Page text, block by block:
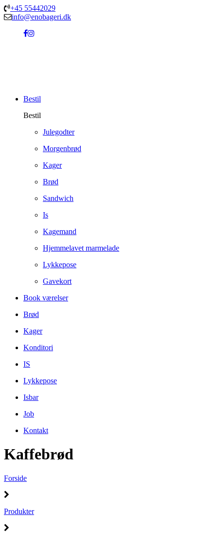
+45 55442029
info@enobageri.dk
Bestil
Bestil
Julegodter
Morgenbrød
Kager
Brød
Sandwich
Is
Kagemand
Hjemmelavet marmelade
Lykkepose
Gavekort
Book værelser
Brød
Kager
Konditori
IS
Lykkepose
Isbar
Job
Kontakt
Kaffebrød
Forside
Produkter